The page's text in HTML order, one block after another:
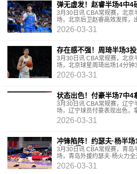
弹无虚发！赵睿半场4中4
3月30日讯 CBA常规赛，北京
场，北京后卫赵睿高效发挥，
3、罚球3中3拿到半场最高14
负值
2026-03-31
存在感不强！周琦半场3
+4
3月30日讯 CBA常规赛，北京
场，北京球星周琦出场14分
值+4。
2026-03-31
状态出色！付豪半场7中4
板1断
3月30日讯 CBA常规赛，辽宁
场，辽宁球员付豪表现出色，
16分钟，投篮7中4，三分球1
板1抢断
2026-03-31
冲锋陷阵！约瑟夫·杨半
中8独得18分
3月30日讯 CBA常规赛，青岛
场，青岛外援约瑟夫·杨火力
分3中1、罚球4中3拿到22分1
+13。
2026-03-31